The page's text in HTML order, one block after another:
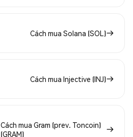
Cách mua Solana (SOL)
Cách mua Injective (INJ)
Cách mua Gram (prev. Toncoin)
(GRAM)